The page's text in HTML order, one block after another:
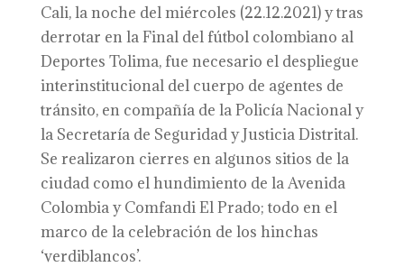
Cali, la noche del miércoles (22.12.2021) y tras
derrotar en la Final del fútbol colombiano al
Deportes Tolima, fue necesario el despliegue
interinstitucional del cuerpo de agentes de
tránsito, en compañía de la Policía Nacional y
la Secretaría de Seguridad y Justicia Distrital.
Se realizaron cierres en algunos sitios de la
ciudad como el hundimiento de la Avenida
Colombia y Comfandi El Prado; todo en el
marco de la celebración de los hinchas
‘verdiblancos’.